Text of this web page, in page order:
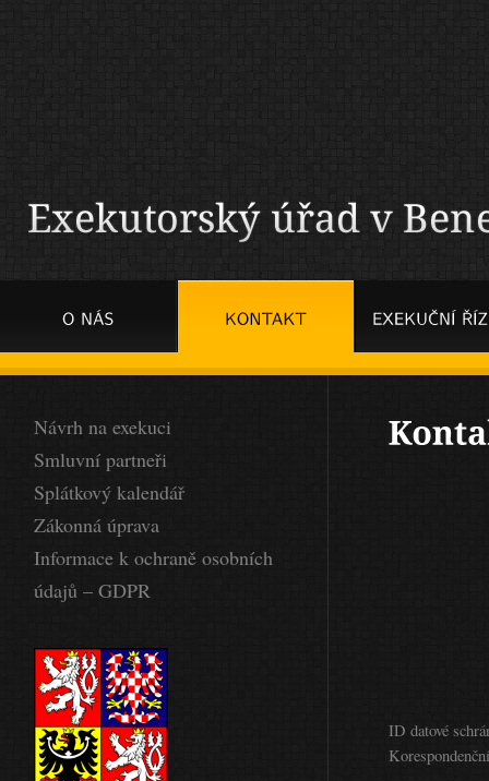
Návrh na exekuci
Smluvní partneři
Splátkový kalendář
Zákonná úprava
Informace k ochraně osobních
údajů – GDPR
ID datové